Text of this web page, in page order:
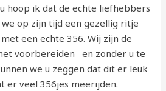
hoop ik dat de echte liefhebbers
op zijn tijd een gezellig ritje
een echte 356. Wij zijn de
voorbereiden en zonder u te
we u zeggen dat dit er leuk
er veel 356jes meerijden.